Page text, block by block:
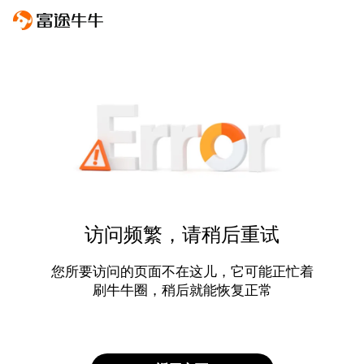
访问频繁，请稍后重试
您所要访问的页面不在这儿，它可能正忙着
刷牛牛圈，稍后就能恢复正常